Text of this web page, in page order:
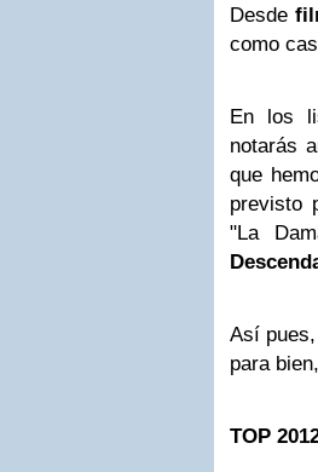
Desde
como
En los
notarás
que
previsto
"La
Así
para
TOP